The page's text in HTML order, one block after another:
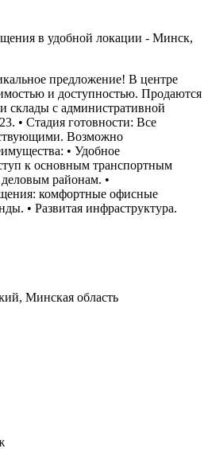
в удобной локации - Минск,
предложение! В центре
и доступностью. Продаются
с административной
• Стадия готовности: Все
Возможно
• Удобное
к основным транспортным
районам. •
комфортные офисные
• Развитая инфраструктура.
Минская область